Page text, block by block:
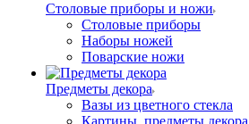
Столовые приборы и ножи
Столовые приборы
Наборы ножей
Поварские ножи
Предметы декора
Вазы из цветного стекла
Картины, предметы декора